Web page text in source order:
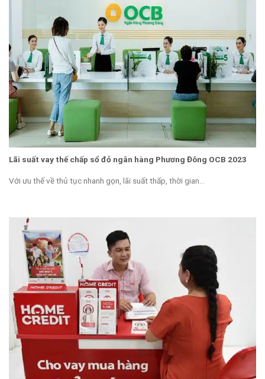
Lãi suất vay thế chấp sổ đỏ ngân hàng Phương Đông OCB 2023
Với ưu thế về thủ tục nhanh gọn, lãi suất thấp, thời gian...